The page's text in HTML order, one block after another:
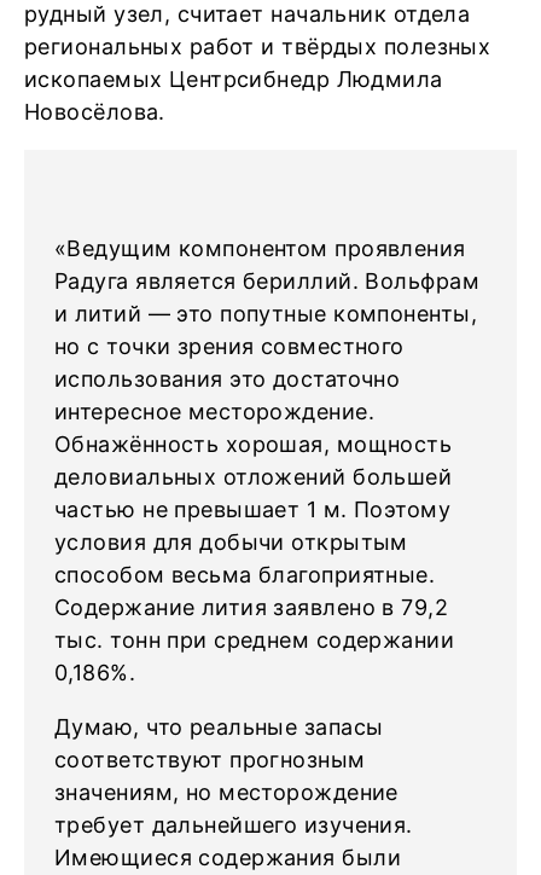
рудный узел, считает начальник отдела
региональных работ и твёрдых полезных
ископаемых Центрсибнедр Людмила
Новосёлова.
«Ведущим компонентом проявления
Радуга является бериллий. Вольфрам
и литий — это попутные компоненты,
но с точки зрения совместного
использования это достаточно
интересное месторождение.
Обнажённость хорошая, мощность
деловиальных отложений большей
частью не превышает 1 м. Поэтому
условия для добычи открытым
способом весьма благоприятные.
Содержание лития заявлено в 79,2
тыс. тонн при среднем содержании
0,186%.
Думаю, что реальные запасы
соответствуют прогнозным
значениям, но месторождение
требует дальнейшего изучения.
Имеющиеся содержания были